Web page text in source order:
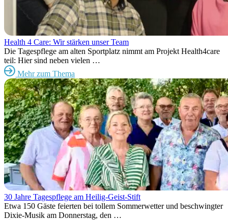
Health 4 Care: Wir stärken unser Team
Die Tagespflege am alten Sportplatz nimmt am Projekt Health4care
teil: Hier sind neben vielen …
Mehr zum Thema
30 Jahre Tagespflege am Heilig-Geist-Stift
Etwa 150 Gäste feierten bei tollem Sommerwetter und beschwingter
Dixie-Musik am Donnerstag, den …